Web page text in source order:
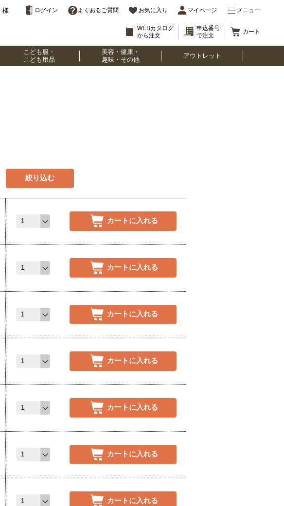
様 ログイン よくあるご質問 お気に入り マイページ メニュー
WEBカタログ
から注文
申込番号
で注文
カート
こども服・
こども用品
美容・健康・
趣味・その他
アウトレット
絞り込む
カートに入れる
カートに入れる
カートに入れる
カートに入れる
カートに入れる
カートに入れる
カートに入れる